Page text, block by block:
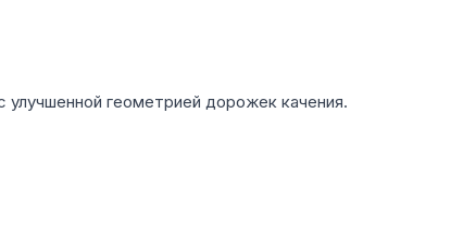
геометрией дорожек качения.